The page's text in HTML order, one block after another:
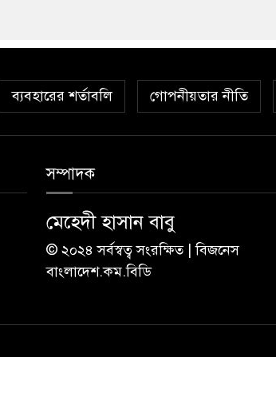
ব্যবহারের শর্তাবলি গোপনীয়তার নীতি
সম্পাদক
মেহেদী হাসান বাবু
© ২০২৪ সর্বস্বত্ব সংরক্ষিত | বিজনেস
বাংলাদেশ.কম.বিডি